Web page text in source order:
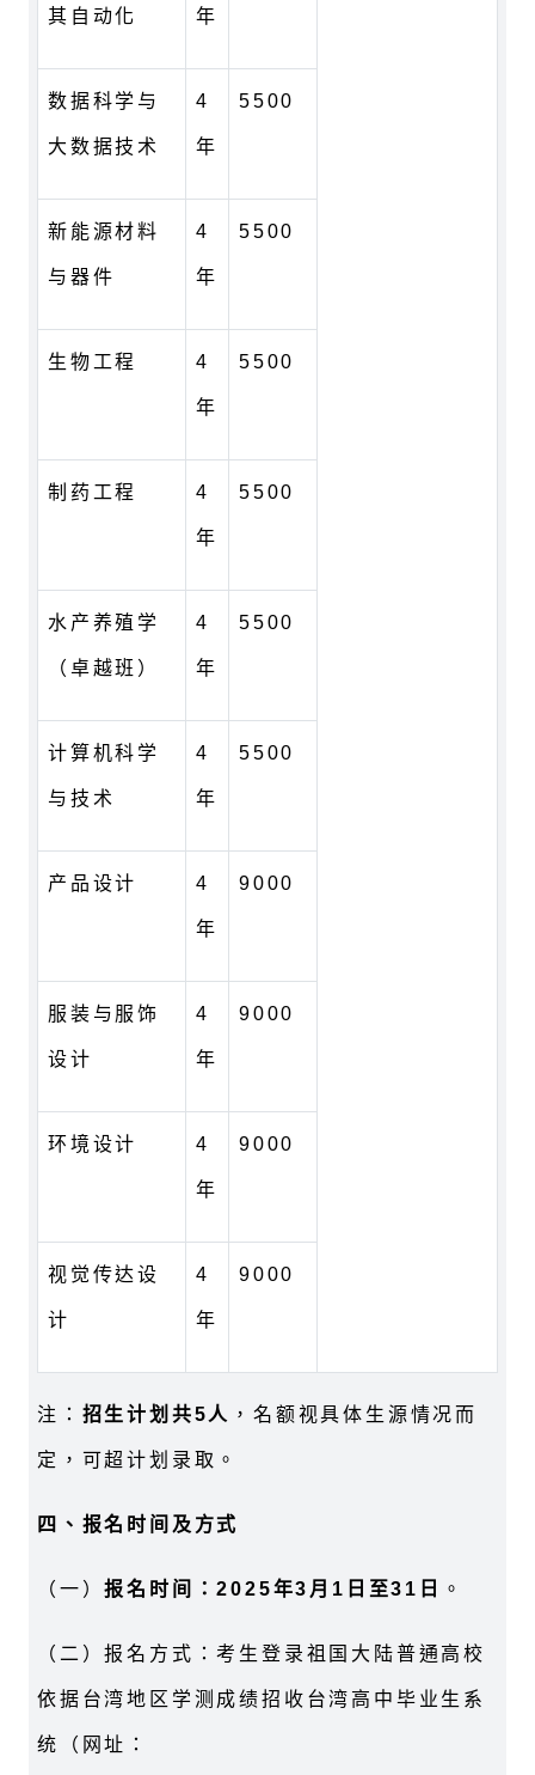
其自动化 年
数据科学与
大数据技术
4
年
5500
新能源材料
与器件
4
年
5500
生物工程 4
年
5500
制药工程 4
年
5500
水产养殖学
（卓越班）
4
年
5500
计算机科学
与技术
4
年
5500
产品设计 4
年
9000
服装与服饰
设计
4
年
9000
环境设计 4
年
9000
视觉传达设
计
4
年
9000
注： 招生计划共5人 ，名额视具体生源情况而
定，可超计划录取。
四、报名时间及方式
（一）报名时间：2025年3月1日至31日 。
（二）报名方式：考生登录祖国大陆普通高校
依据台湾地区学测成绩招收台湾高中毕业生系
统（网址：